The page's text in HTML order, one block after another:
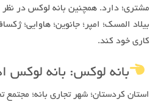
مشتری؛ دارد. همچنین بانه لوکس در نظر
بیلاد المسک؛ امپر؛ جانوین؛ هاوایی؛
کاری خود کند.
بانه لوکس: بانه
استان کردستان؛ شهر تجاری بانه؛ مجتمع